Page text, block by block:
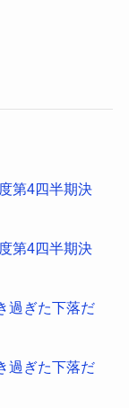
第4四半期決
第4四半期決
過ぎた下落だ
過ぎた下落だ